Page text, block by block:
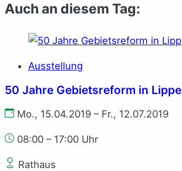
Auch an diesem Tag:
Ausstellung
50 Jahre Gebietsreform in Lippe
Mo., 15.04.2019 – Fr., 12.07.2019
08:00 – 17:00 Uhr
Rathaus